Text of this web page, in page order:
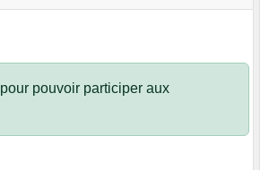
pour pouvoir participer aux